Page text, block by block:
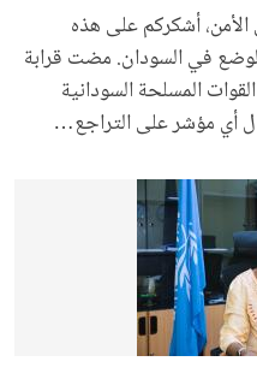
أشكركم على هذه
في السودان. مضت قرابة
المسلحة السودانية
أي مؤشر على التراجع…